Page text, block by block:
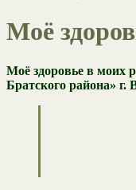
Моё
Моё здоровье в моих
Братского района» г.